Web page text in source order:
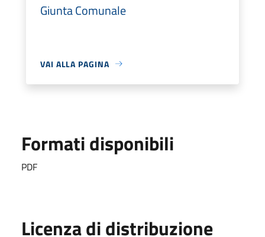
Giunta Comunale
VAI ALLA PAGINA
Formati disponibili
PDF
Licenza di distribuzione